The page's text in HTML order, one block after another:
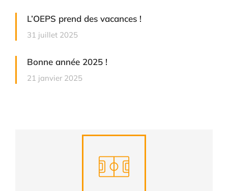
L’OEPS prend des vacances !
31 juillet 2025
Bonne année 2025 !
21 janvier 2025
Complexes sportifs
extérieurs